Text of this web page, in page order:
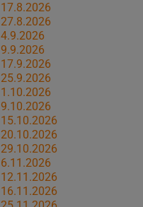
17.8.2026
27.8.2026
4.9.2026
9.9.2026
17.9.2026
25.9.2026
1.10.2026
9.10.2026
15.10.2026
20.10.2026
29.10.2026
6.11.2026
12.11.2026
16.11.2026